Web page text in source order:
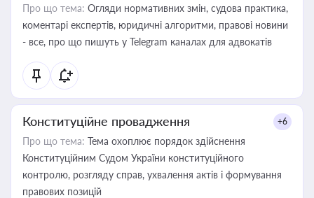
Про що тема: Огляди нормативних змін, судова практика,
коментарі експертів, юридичні алгоритми, правові новини
- все, про що пишуть у Telegram каналах для адвокатів
Конституційне провадження +6
Про що тема: Тема охоплює порядок здійснення
Конституційним Судом України конституційного
контролю, розгляду справ, ухвалення актів і формування
правових позицій